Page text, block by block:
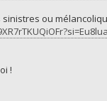
sinistres ou
!